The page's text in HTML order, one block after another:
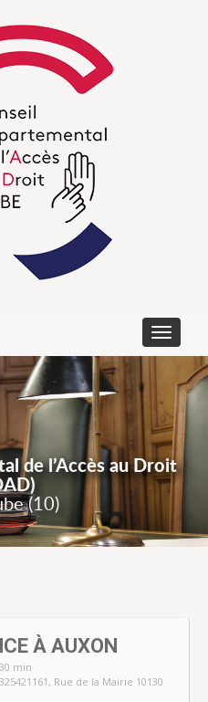
de l’Accès au Droit
(10)
À AUXON
min
, Rue de la Mairie 10130